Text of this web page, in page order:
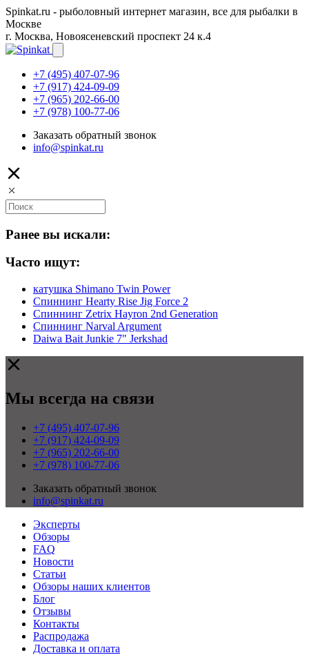
Spinkat.ru - рыболовный интернет магазин, все для рыбалки в
Москве
г. Москва, Новоясеневский проспект 24 к.4
+7 (495) 407-07-96
+7 (917) 424-09-09
+7 (965) 202-66-00
+7 (978) 100-77-06
Заказать обратный звонок
info@spinkat.ru
Ранее вы искали:
Часто ищут:
катушка Shimano Twin Power
Спиннинг Hearty Rise Jig Force 2
Спиннинг Zetrix Hayron 2nd Generation
Спиннинг Narval Argument
Daiwa Bait Junkie 7" Jerkshad
Мы всегда на связи
+7 (495) 407-07-96
+7 (917) 424-09-09
+7 (965) 202-66-00
+7 (978) 100-77-06
Заказать обратный звонок
info@spinkat.ru
Эксперты
Обзоры
FAQ
Новости
Статьи
Обзоры наших клиентов
Блог
Отзывы
Контакты
Распродажа
Доставка и оплата